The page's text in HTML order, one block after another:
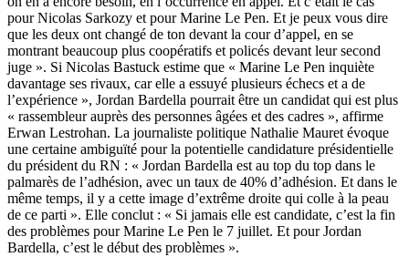
pour Nicolas Sarkozy et pour Marine Le Pen. Et je peux vous dire
que les deux ont changé de ton devant la cour d’appel, en se
montrant beaucoup plus coopératifs et policés devant leur second
juge ». Si Nicolas Bastuck estime que « Marine Le Pen inquiète
davantage ses rivaux, car elle a essuyé plusieurs échecs et a de
l’expérience », Jordan Bardella pourrait être un candidat qui est plus
« rassembleur auprès des personnes âgées et des cadres », affirme
Erwan Lestrohan. La journaliste politique Nathalie Mauret évoque
une certaine ambiguïté pour la potentielle candidature présidentielle
du président du RN : « Jordan Bardella est au top du top dans le
palmarès de l’adhésion, avec un taux de 40% d’adhésion. Et dans le
même temps, il y a cette image d’extrême droite qui colle à la peau
de ce parti ». Elle conclut : « Si jamais elle est candidate, c’est la fin
des problèmes pour Marine Le Pen le 7 juillet. Et pour Jordan
Bardella, c’est le début des problèmes ».